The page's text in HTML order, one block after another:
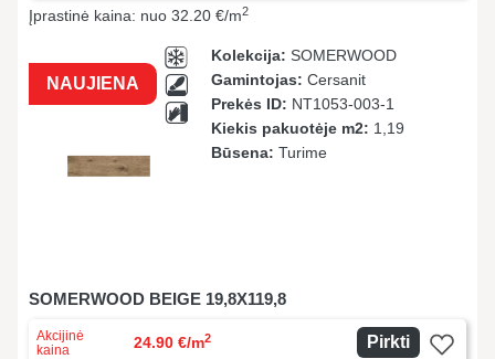
Įprastinė kaina: nuo 32.20 €/m2
NAUJIENA
Kolekcija: SOMERWOOD
Gamintojas: Cersanit
Prekės ID: NT1053-003-1
Kiekis pakuotėje m2: 1,19
Būsena: Turime
SOMERWOOD BEIGE 19,8X119,8
Akcijinė
kaina
24.90 €/m2 Pirkti